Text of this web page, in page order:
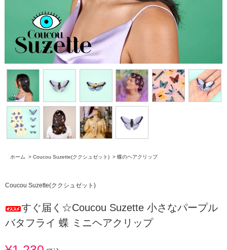
ホーム > Coucou Suzette(ククシュゼット) > 蝶のヘアクリップ
Coucou Suzette(ククシュゼット)
すぐ届く☆Coucou Suzette 小さなパープル
バタフライ 蝶 ミニヘアクリップ